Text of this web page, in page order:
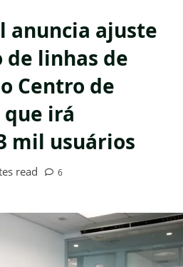
anuncia ajuste
linhas de
Centro de
irá
mil usuários
read 6